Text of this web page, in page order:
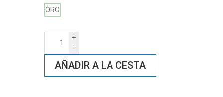
ORO
+
-
AÑADIR A LA CESTA